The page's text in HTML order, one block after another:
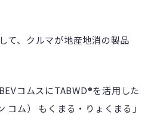
、クルマが地産地消の製品
コムスにTABWD®を活用した
コム） もくまる・りょくまる」